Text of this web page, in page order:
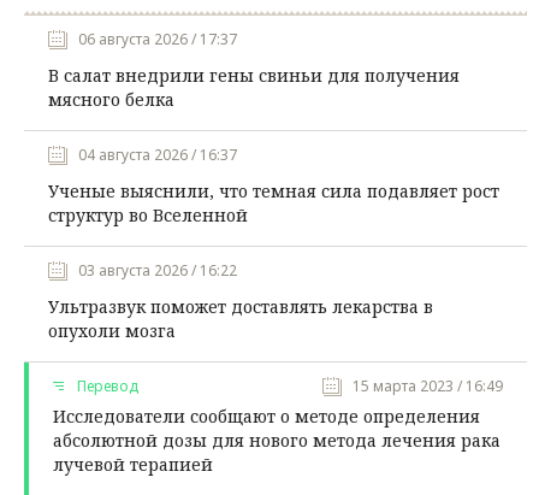
06 августа 2026 / 17:37
В салат внедрили гены свиньи для получения
мясного белка
04 августа 2026 / 16:37
Ученые выяснили, что темная сила подавляет рост
структур во Вселенной
03 августа 2026 / 16:22
Ультразвук поможет доставлять лекарства в
опухоли мозга
Перевод 15 марта 2023 / 16:49
Исследователи сообщают о методе определения
абсолютной дозы для нового метода лечения рака
лучевой терапией